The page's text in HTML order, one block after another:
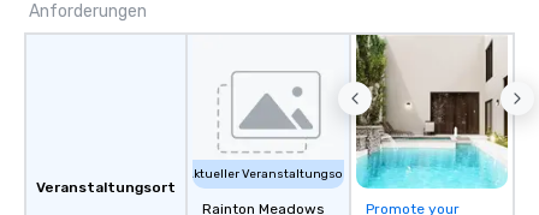
Anforderungen
Veranstaltungsort
Aktueller Veranstaltungsort
Rainton Meadows
Promote your